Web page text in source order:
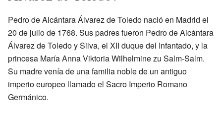
Pedro de Alcántara Álvarez de Toledo nació en Madrid el
20 de julio de 1768. Sus padres fueron Pedro de Alcántara
Álvarez de Toledo y Silva, el XII duque del Infantado, y la
princesa María Anna Viktoria Wilhelmine zu Salm-Salm.
Su madre venía de una familia noble de un antiguo
imperio europeo llamado el Sacro Imperio Romano
Germánico.